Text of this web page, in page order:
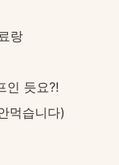
랑
인 듯요?!
먹습니다)